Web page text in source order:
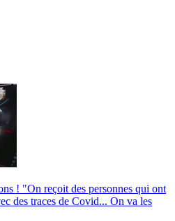
! "On reçoit des personnes qui ont
des traces de Covid... On va les